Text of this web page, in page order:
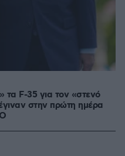
τα F-35 για τον «στενό
στην πρώτη ημέρα